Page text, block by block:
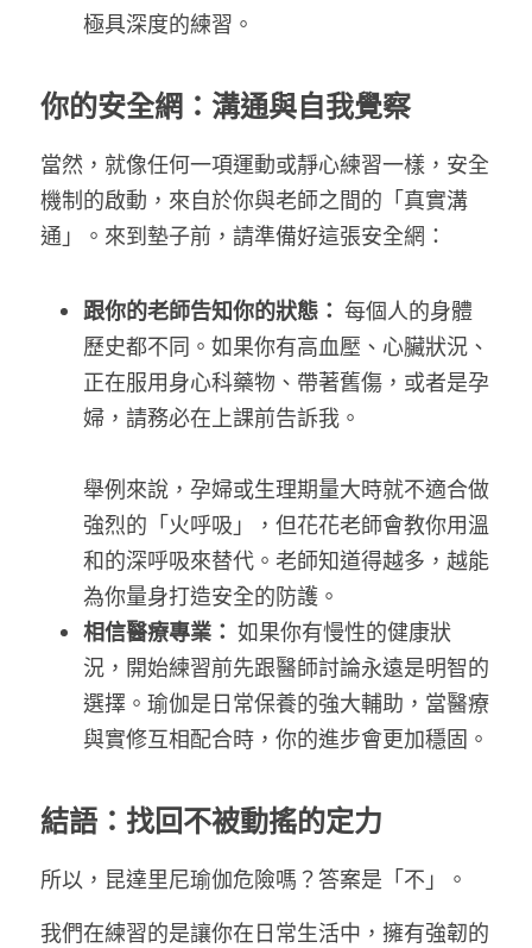
極具深度的練習。
你的安全網：溝通與自我覺察
當然，就像任何一項運動或靜心練習一樣，安全
機制的啟動，來自於你與老師之間的「真實溝
通」。來到墊子前，請準備好這張安全網：
跟你的老師告知你的狀態： 每個人的身體
歷史都不同。如果你有高血壓、心臟狀況、
正在服用身心科藥物、帶著舊傷，或者是孕
婦，請務必在上課前告訴我。
舉例來說，孕婦或生理期量大時就不適合做
強烈的「火呼吸」，但花花老師會教你用溫
和的深呼吸來替代。老師知道得越多，越能
為你量身打造安全的防護。
相信醫療專業： 如果你有慢性的健康狀
況，開始練習前先跟醫師討論永遠是明智的
選擇。瑜伽是日常保養的強大輔助，當醫療
與實修互相配合時，你的進步會更加穩固。
結語：找回不被動搖的定力
所以，昆達里尼瑜伽危險嗎？答案是「不」。
我們在練習的是讓你在日常生活中，擁有強韌的